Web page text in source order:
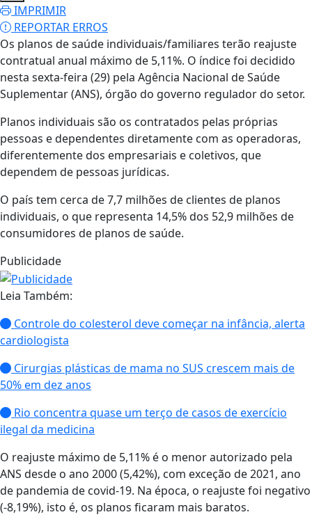
IMPRIMIR
REPORTAR ERROS
Os planos de saúde individuais/familiares terão reajuste
contratual anual máximo de 5,11%. O índice foi decidido
nesta sexta-feira (29) pela Agência Nacional de Saúde
Suplementar (ANS), órgão do governo regulador do setor.
Planos individuais são os contratados pelas próprias
pessoas e dependentes diretamente com as operadoras,
diferentemente dos empresariais e coletivos, que
dependem de pessoas jurídicas.
O país tem cerca de 7,7 milhões de clientes de planos
individuais, o que representa 14,5% dos 52,9 milhões de
consumidores de planos de saúde.
Publicidade
Leia Também:
Controle do colesterol deve começar na infância, alerta
cardiologista
Cirurgias plásticas de mama no SUS crescem mais de
50% em dez anos
Rio concentra quase um terço de casos de exercício
ilegal da medicina
O reajuste máximo de 5,11% é o menor autorizado pela
ANS desde o ano 2000 (5,42%), com exceção de 2021, ano
de pandemia de covid-19. Na época, o reajuste foi negativo
(-8,19%), isto é, os planos ficaram mais baratos.